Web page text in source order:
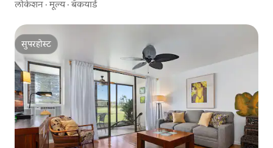
लोकेशन ·मूल्य·बॅकयार्ड
सुपरहोस्ट
सुपरहोस्ट